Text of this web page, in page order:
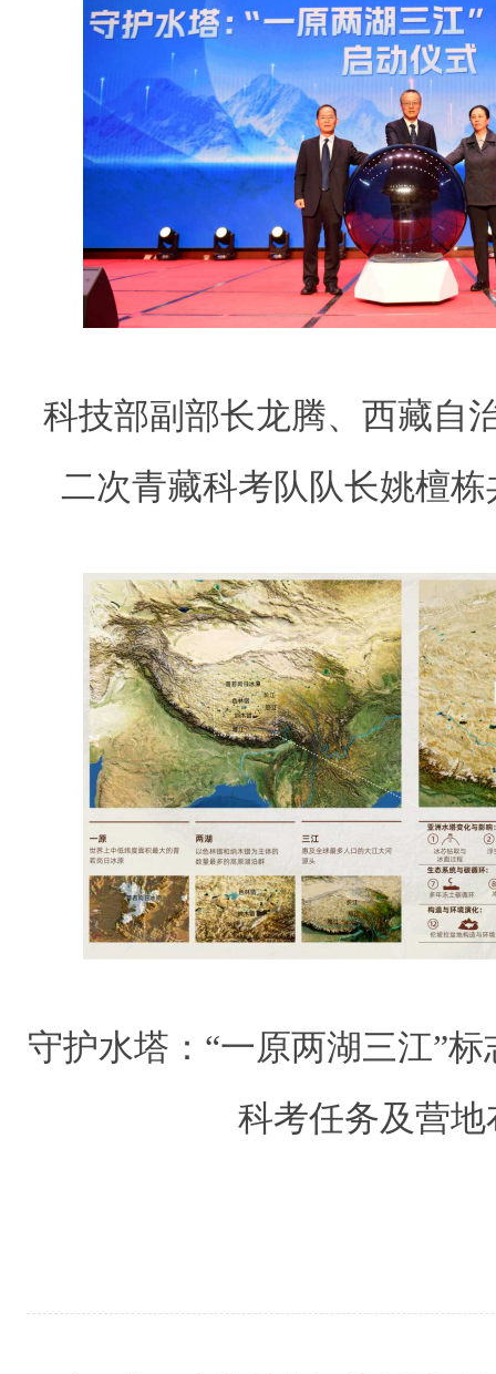
科技部副部长龙腾、西藏自
二次青藏科考队队长姚檀
守护水塔：“一原两湖三江”
科考任务及营地